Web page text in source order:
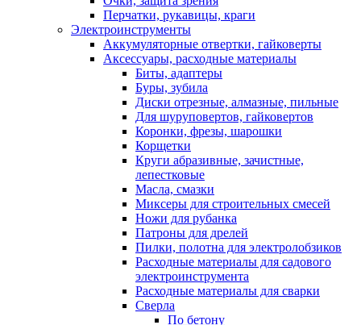
Перчатки, рукавицы, краги
Электроинструменты
Аккумуляторные отвертки, гайковерты
Аксессуары, расходные материалы
Биты, адаптеры
Буры, зубила
Диски отрезные, алмазные, пильные
Для шуруповертов, гайковертов
Коронки, фрезы, шарошки
Корщетки
Круги абразивные, зачистные,
лепестковые
Масла, смазки
Миксеры для строительных смесей
Ножи для рубанка
Патроны для дрелей
Пилки, полотна для электролобзиков
Расходные материалы для садового
электроинструмента
Расходные материалы для сварки
Сверла
По бетону